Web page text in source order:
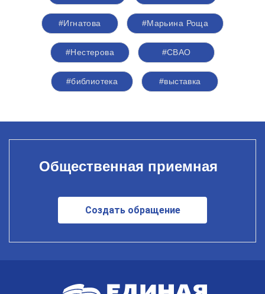
#Игнатова #Марьина Роща
#Нестерова #СВАО
#библиотека #выставка
Общественная приемная
Создать обращение